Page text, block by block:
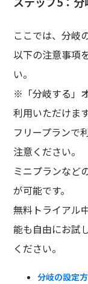
ここでは、分岐
以下の注意事項
い。
※「分岐する」
利用いただけます
フリープランで
注意ください。
ミニプランなど
が可能です。
無料トライアル
能も自由にお試
ください。
分岐の設定